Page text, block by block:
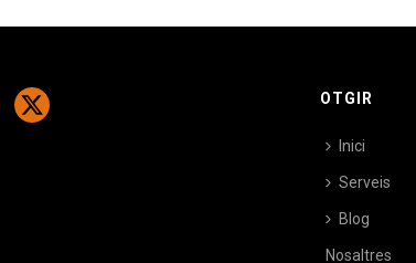
OTGIR
Inici
Serveis
Blog
Nosaltres